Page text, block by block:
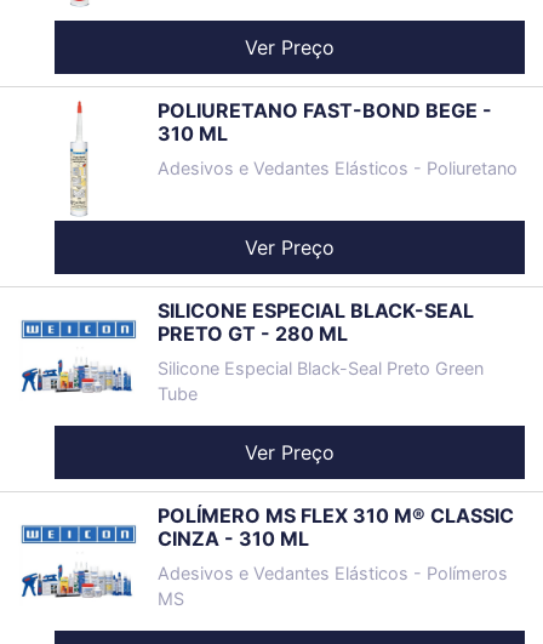
Ver Preço
POLIURETANO FAST-BOND BEGE -
310 ML
Adesivos e Vedantes Elásticos - Poliuretano
Ver Preço
SILICONE ESPECIAL BLACK-SEAL
PRETO GT - 280 ML
Silicone Especial Black-Seal Preto Green
Tube
Ver Preço
POLÍMERO MS FLEX 310 M® CLASSIC
CINZA - 310 ML
Adesivos e Vedantes Elásticos - Polímeros
MS